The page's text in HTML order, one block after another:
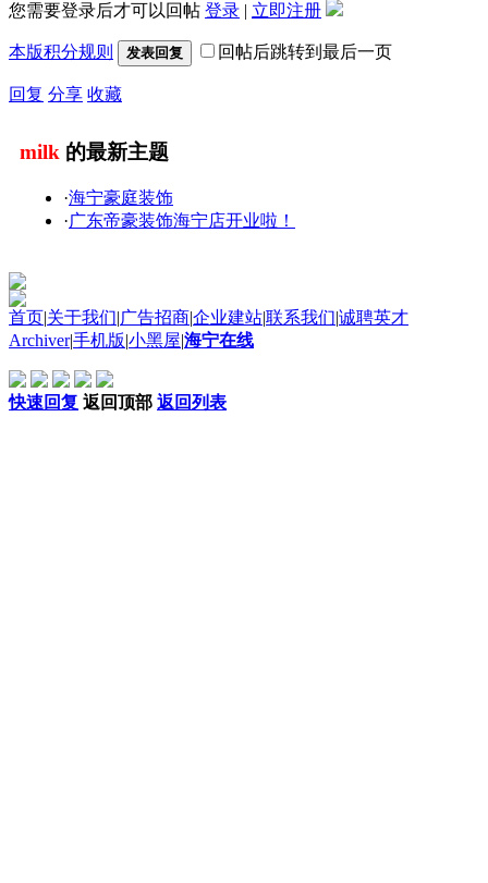
您需要登录后才可以回帖 登录 | 立即注册
本版积分规则 发表回复 回帖后跳转到最后一页
回复 分享 收藏
milk 的最新主题
·海宁豪庭装饰
·广东帝豪装饰海宁店开业啦！
首页|关于我们|广告招商|企业建站|联系我们|诚聘英才
Archiver|手机版|小黑屋|海宁在线
快速回复 返回顶部 返回列表